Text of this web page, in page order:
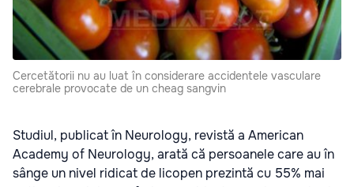
Cercetătorii nu au luat în considerare accidentele vasculare
cerebrale provocate de un cheag sangvin
Studiul, publicat în Neurology, revistă a American
Academy of Neurology, arată că persoanele care au în
sânge un nivel ridicat de licopen prezintă cu 55% mai